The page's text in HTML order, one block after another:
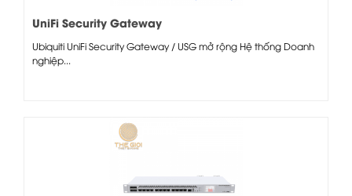
UniFi Security Gateway
Ubiquiti UniFi Security Gateway / USG mở rộng Hệ thống Doanh
nghiệp...